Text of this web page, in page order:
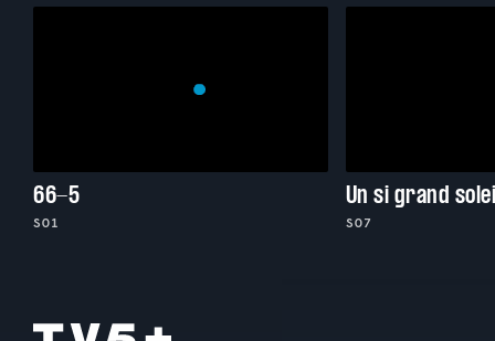
66-5
S01
Un si grand
S07